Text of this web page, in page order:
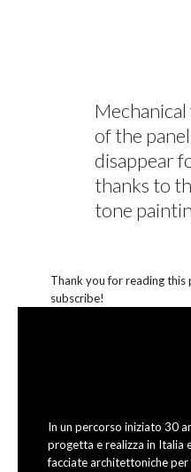
of the
disappear
thanks to
tone
Thank you for reading
subscribe!
In un percorso iniziato 30
progetta e realizza in Italia
facciate architettoniche